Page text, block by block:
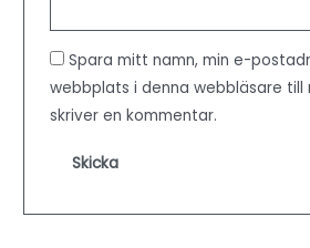
Spara mitt namn, min e-
webbplats i denna webbläsare till
skriver en kommentar.